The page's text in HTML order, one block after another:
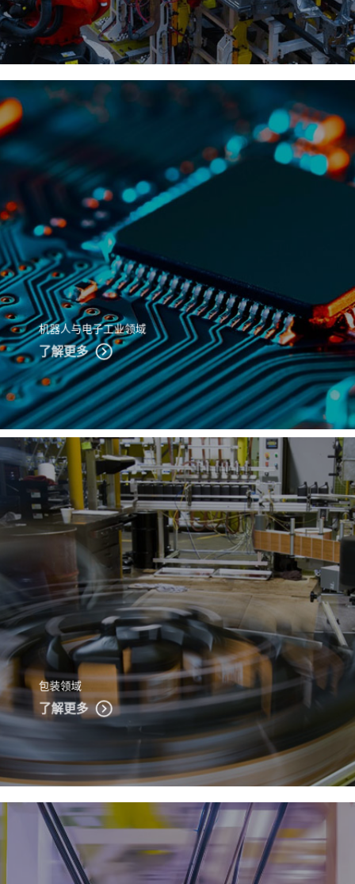
机器人与电子工业领域
了解更多
包装领域
了解更多